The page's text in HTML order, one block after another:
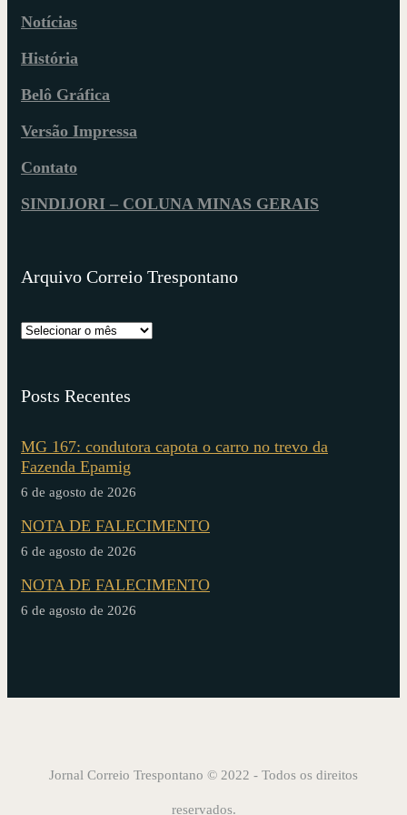
Notícias
História
Belô Gráfica
Versão Impressa
Contato
SINDIJORI – COLUNA MINAS GERAIS
Arquivo Correio Trespontano
Posts Recentes
MG 167: condutora capota o carro no trevo da
Fazenda Epamig
6 de agosto de 2026
NOTA DE FALECIMENTO
6 de agosto de 2026
NOTA DE FALECIMENTO
6 de agosto de 2026
Jornal Correio Trespontano © 2022 - Todos os direitos
reservados.